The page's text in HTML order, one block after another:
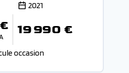
2021
19 990 €
occasion